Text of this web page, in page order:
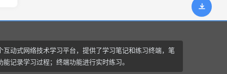
互动式网络技术学习平台，提供了学习笔记和练习终端，笔
能记录学习过程；终端功能进行实时练习。